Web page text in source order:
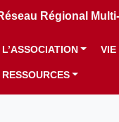
Régional
L’ASSOCIATION VIE
RESSOURCES